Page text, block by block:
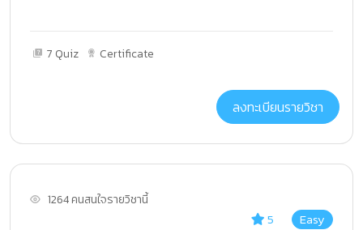
7 Quiz Certificate
ลงทะเบียนรายวิชา
1264 คนสนใจรายวิชานี้
5 Easy